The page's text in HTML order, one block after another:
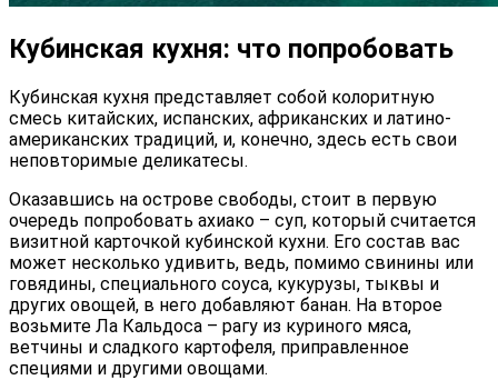
Кубинская кухня: что попробовать
Кубинская кухня представляет собой колоритную
смесь китайских, испанских, африканских и латино-
американских традиций, и, конечно, здесь есть свои
неповторимые деликатесы.
Оказавшись на острове свободы, стоит в первую
очередь попробовать ахиако – суп, который считается
визитной карточкой кубинской кухни. Его состав вас
может несколько удивить, ведь, помимо свинины или
говядины, специального соуса, кукурузы, тыквы и
других овощей, в него добавляют банан. На второе
возьмите Ла Кальдоса – рагу из куриного мяса,
ветчины и сладкого картофеля, приправленное
специями и другими овощами.